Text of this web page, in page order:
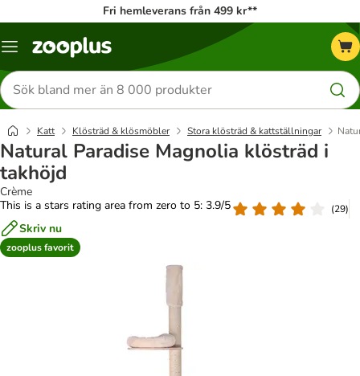
Fri hemleverans från 499 kr**
Katalogmeny
Sök
efter
produkter
Katt Klösträd & klösmöbler Stora klösträd & kattställningar
Natural Paradise Magnolia klösträd i
takhöjd
Crème
This is a stars rating area from zero to 5: 3.9/5
(29)
Skriv nu
zooplus favorit